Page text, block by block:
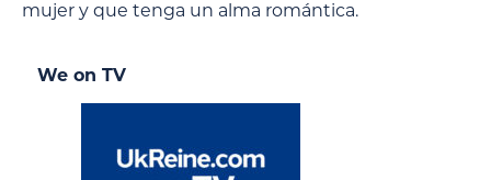
mujer y que tenga un alma romántica.
We on TV